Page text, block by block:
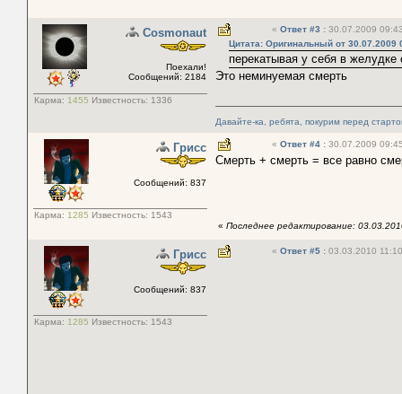
Cosmonaut
Поехали!
Сообщений: 2184
Карма: 1455 Известность: 1336
« Ответ #3 : 30.07.2009
Цитата: Оригинальный от 30.07.2009
перекатывая у себя в желудке
Это неминуемая смерть
Давайте-ка, ребята, покурим перед
Грисс
Сообщений: 837
Карма: 1285 Известность: 1543
« Ответ #4 : 30.07.2009
Смерть + смерть = все равно
« Последнее редактирование:
Грисс
Сообщений: 837
Карма: 1285 Известность: 1543
« Ответ #5 : 03.03.2010